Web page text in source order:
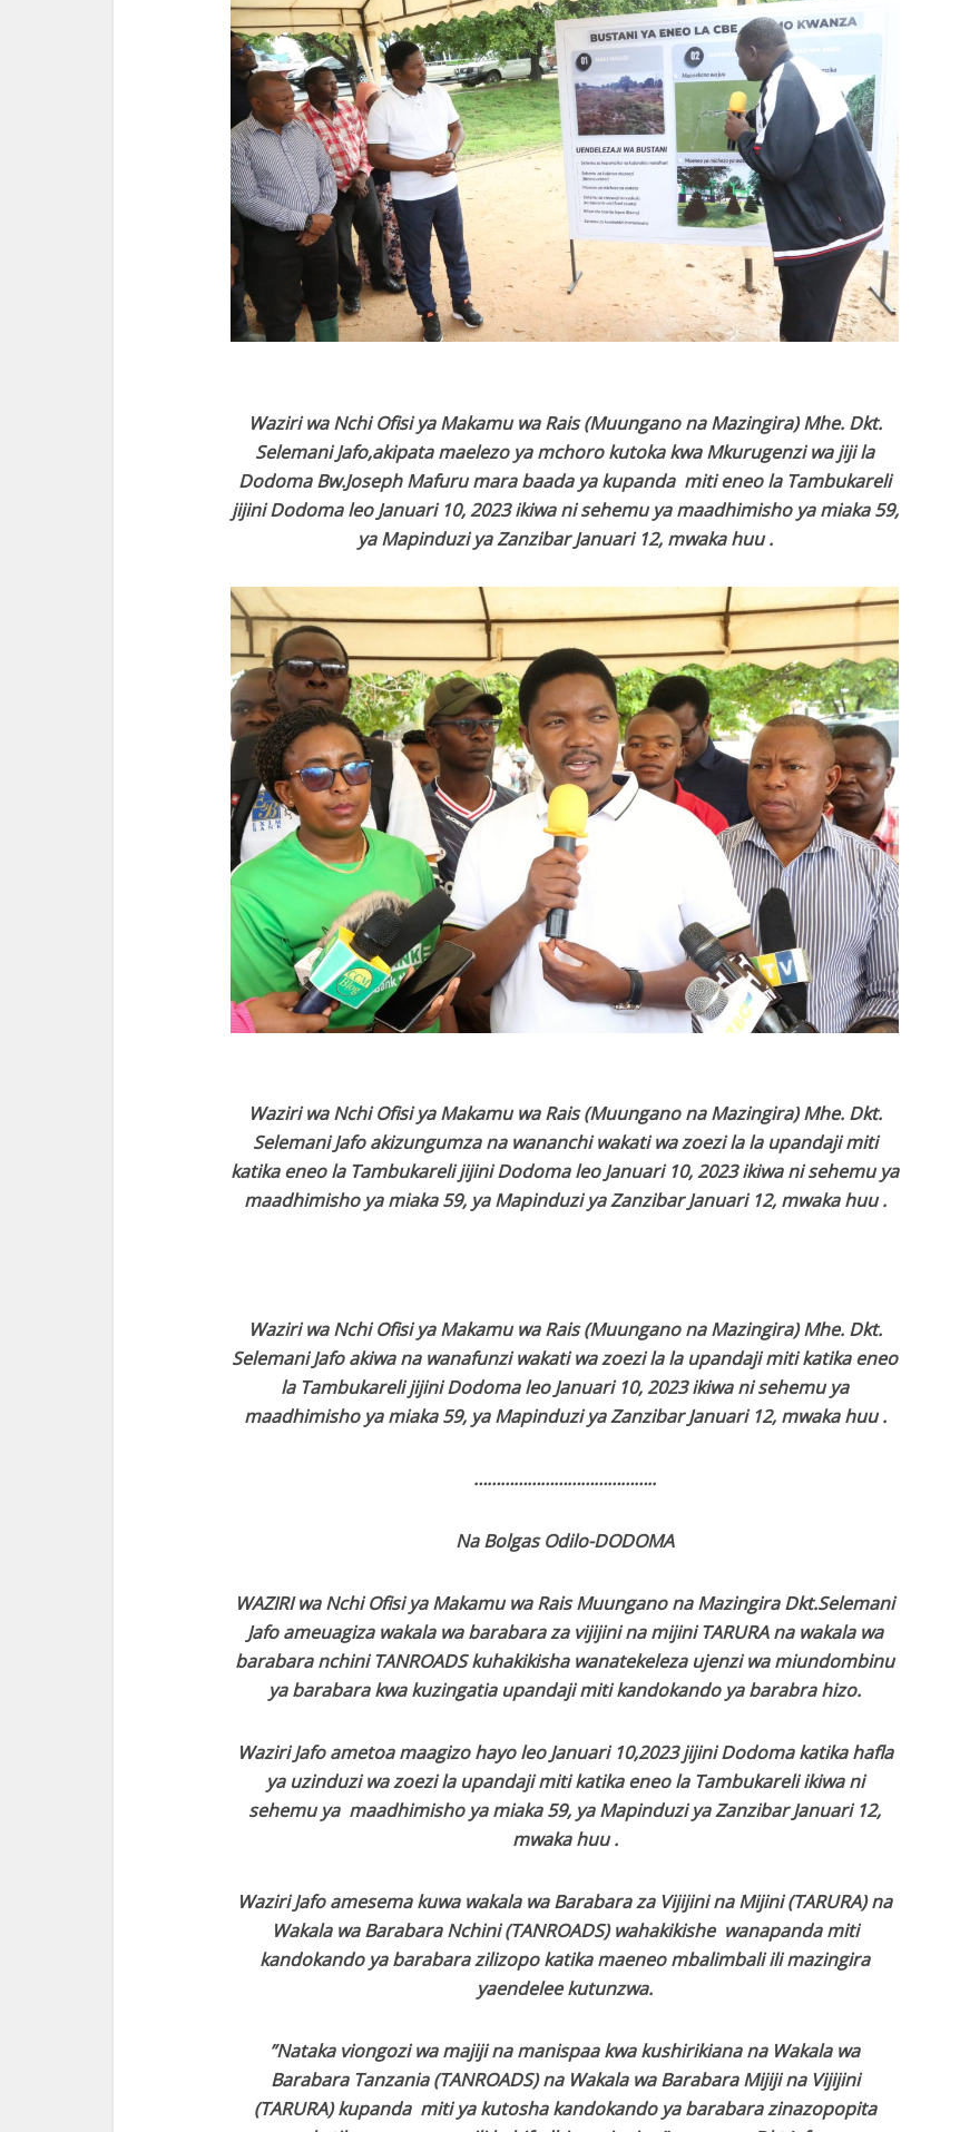
Waziri wa Nchi Ofisi ya Makamu wa Rais (Muungano na Mazingira) Mhe. Dkt.
Selemani Jafo,akipata maelezo ya mchoro kutoka kwa Mkurugenzi wa jiji la
Dodoma Bw.Joseph Mafuru mara baada ya kupanda miti eneo la Tambukareli
jijini Dodoma leo Januari 10, 2023 ikiwa ni sehemu ya maadhimisho ya miaka 59,
ya Mapinduzi ya Zanzibar Januari 12, mwaka huu .
Waziri wa Nchi Ofisi ya Makamu wa Rais (Muungano na Mazingira) Mhe. Dkt.
Selemani Jafo akizungumza na wananchi wakati wa zoezi la la upandaji miti
katika eneo la Tambukareli jijini Dodoma leo Januari 10, 2023 ikiwa ni sehemu ya
maadhimisho ya miaka 59, ya Mapinduzi ya Zanzibar Januari 12, mwaka huu .
Waziri wa Nchi Ofisi ya Makamu wa Rais (Muungano na Mazingira) Mhe. Dkt.
Selemani Jafo akiwa na wanafunzi wakati wa zoezi la la upandaji miti katika eneo
la Tambukareli jijini Dodoma leo Januari 10, 2023 ikiwa ni sehemu ya
maadhimisho ya miaka 59, ya Mapinduzi ya Zanzibar Januari 12, mwaka huu .
…………………………………..
Na Bolgas Odilo-DODOMA
WAZIRI wa Nchi Ofisi ya Makamu wa Rais Muungano na Mazingira Dkt.Selemani
Jafo ameuagiza wakala wa barabara za vijijini na mijini TARURA na wakala wa
barabara nchini TANROADS kuhakikisha wanatekeleza ujenzi wa miundombinu
ya barabara kwa kuzingatia upandaji miti kandokando ya barabra hizo.
Waziri Jafo ametoa maagizo hayo leo Januari 10,2023 jijini Dodoma katika hafla
ya uzinduzi wa zoezi la upandaji miti katika eneo la Tambukareli ikiwa ni
sehemu ya maadhimisho ya miaka 59, ya Mapinduzi ya Zanzibar Januari 12,
mwaka huu .
Waziri Jafo amesema kuwa wakala wa Barabara za Vijijini na Mijini (TARURA) na
Wakala wa Barabara Nchini (TANROADS) wahakikishe wanapanda miti
kandokando ya barabara zilizopo katika maeneo mbalimbali ili mazingira
yaendelee kutunzwa.
”Nataka viongozi wa majiji na manispaa kwa kushirikiana na Wakala wa
Barabara Tanzania (TANROADS) na Wakala wa Barabara Mijiji na Vijijini
(TARURA) kupanda miti ya kutosha kandokando ya barabara zinazopopita